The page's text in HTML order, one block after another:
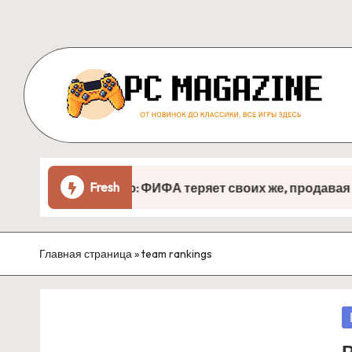
content
P
C
M
a
g
От
новинок
до
классики,
все
игры
здесь
Fresh
дверью: ФИФА теряет своих же, продавая душу
Главная страница»team rankings